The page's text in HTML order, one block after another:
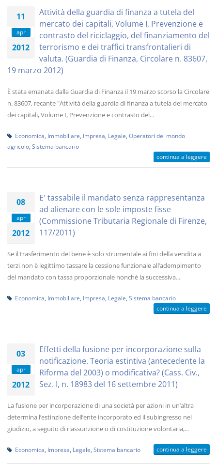
11
apr
2012
Attività della guardia di finanza a tutela del
mercato dei capitali, Volume I, Prevenzione e
contrasto del riciclaggio, del finanziamento del
terrorismo e dei traffici transfrontalieri di
valuta. (Guardia di Finanza, Circolare n. 83607,
19 marzo 2012)
È stata emanata dalla Guardia di Finanza il 19 marzo scorso la Circolare
n. 83607, recante "Attività della guardia di finanza a tutela del mercato
dei capitali, Volume I, Prevenzione e contrasto del...
Economica Immobiliare Impresa Legale Operatori del mondo
agricolo Sistema bancario
continua a leggere
08
apr
2012
E' tassabile il mandato senza rappresentanza
ad alienare con le sole imposte fisse
(Commissione Tributaria Regionale di Firenze,
117/2011)
Se il trasferimento del bene è solo strumentale ai fini della vendita a
terzi non è legittimo tassare la cessione funzionale all’adempimento
del mandato con tassa proporzionale nonchè la successiva...
Economica Immobiliare Impresa Legale Sistema bancario
continua a leggere
03
apr
2012
Effetti della fusione per incorporazione sulla
notificazione. Teoria estintiva (antecedente la
Riforma del 2003) o modificativa? (Cass. Civ.,
Sez. I, n. 18983 del 16 settembre 2011)
La fusione per incorporazione di una società per azioni in un’altra
determina l’estinzione dell’ente incorporato ed il subingresso nel
giudizio, a seguito di riassunzione o di costituzione volontaria,...
Economica Impresa Legale Sistema bancario continua a leggere